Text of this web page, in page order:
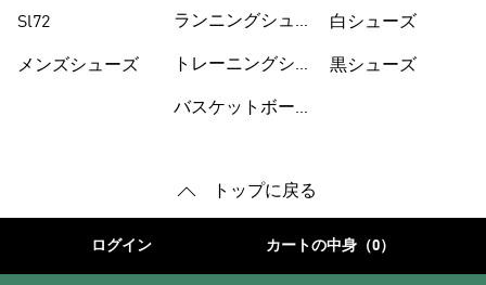
Sl72
メンズシューズ
ランニングシュー
トレーニングシュ
バスケットボール
白シューズ
黒シューズ
トップに戻る
ログイン カートの中身（0）